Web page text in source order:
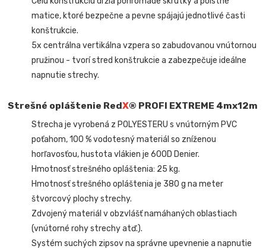
matice, ktoré bezpečne a pevne spájajú jednotlivé časti
konštrukcie.
5x centrálna vertikálna vzpera so zabudovanou vnútornou
pružinou - tvorí stred konštrukcie a zabezpečuje ideálne
napnutie strechy.
Strešné opláštenie RedX® PROFI EXTREME 4mx12m
Strecha je vyrobená z POLYESTERU s vnútorným PVC
poťahom, 100 % vodotesný materiál so zníženou
horľavosťou, hustota vlákien je 600D Denier.
Hmotnosť strešného opláštenia: 25 kg.
Hmotnosť strešného opláštenia je 380 g na meter
štvorcový plochy strechy.
Zdvojený materiál v obzvlášť namáhaných oblastiach
(vnútorné rohy strechy atď.).
Systém suchých zipsov na správne upevnenie a napnutie